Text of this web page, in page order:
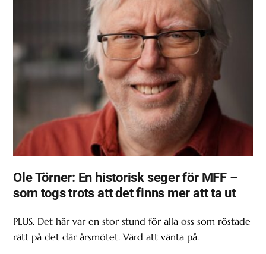
Ole Törner: En historisk seger för MFF –
som togs trots att det finns mer att ta ut
PLUS. Det här var en stor stund för alla oss som röstade
rätt på det där årsmötet. Värd att vänta på.